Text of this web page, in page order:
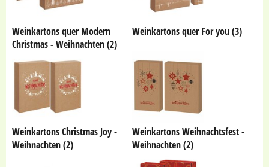
Weinkartons quer Modern
Christmas - Weihnachten (2)
Weinkartons quer For you (3)
Weinkartons Christmas Joy -
Weihnachten (2)
Weinkartons Weihnachtsfest -
Weihnachten (2)